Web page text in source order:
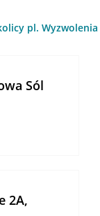
pl. Wyzwolenia
Sól
2A,